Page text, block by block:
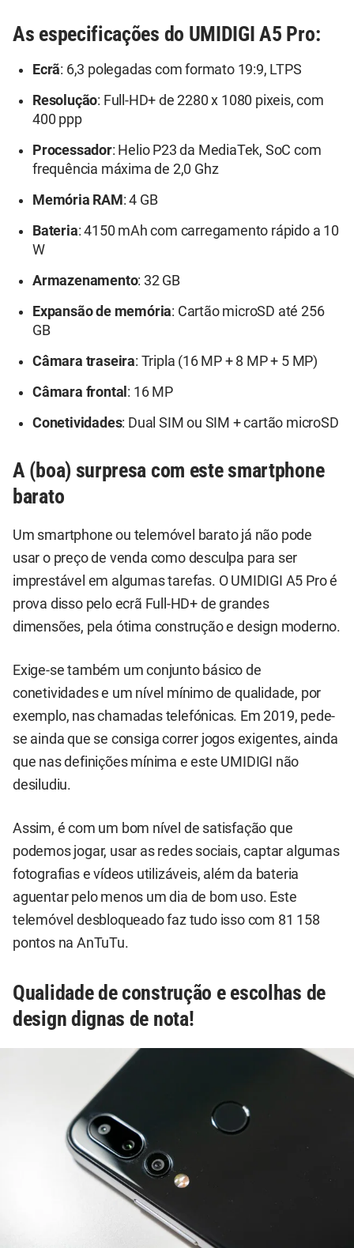
As especificações do UMIDIGI A5 Pro:
Ecrã: 6,3 polegadas com formato 19:9, LTPS
Resolução: Full-HD+ de 2280 x 1080 pixeis, com
400 ppp
Processador: Helio P23 da MediaTek, SoC com
frequência máxima de 2,0 Ghz
Memória RAM : 4 GB
Bateria: 4150 mAh com carregamento rápido a 10
W
Armazenamento: 32 GB
Expansão de memória: Cartão microSD até 256
GB
Câmara traseira: Tripla (16 MP + 8 MP + 5 MP)
Câmara frontal : 16 MP
Conetividades: Dual SIM ou SIM + cartão microSD
A (boa) surpresa com este smartphone
barato
Um smartphone ou telemóvel barato já não pode
usar o preço de venda como desculpa para ser
imprestável em algumas tarefas. O UMIDIGI A5 Pro é
prova disso pelo ecrã Full-HD+ de grandes
dimensões, pela ótima construção e design moderno.
Exige-se também um conjunto básico de
conetividades e um nível mínimo de qualidade, por
exemplo, nas chamadas telefónicas. Em 2019, pede-
se ainda que se consiga correr jogos exigentes, ainda
que nas definições mínima e este UMIDIGI não
desiludiu.
Assim, é com um bom nível de satisfação que
podemos jogar, usar as redes sociais, captar algumas
fotografias e vídeos utilizáveis, além da bateria
aguentar pelo menos um dia de bom uso. Este
telemóvel desbloqueado faz tudo isso com 81 158
pontos na AnTuTu.
Qualidade de construção e escolhas de
design dignas de nota!